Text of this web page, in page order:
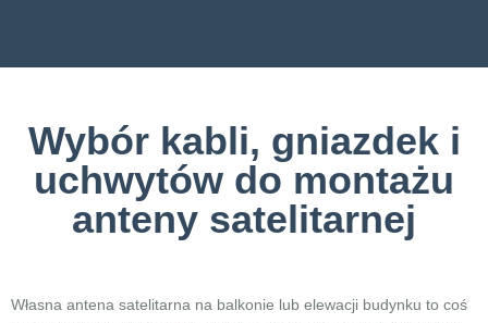
Wybór kabli, gniazdek i
uchwytów do montażu
anteny satelitarnej
Własna antena satelitarna na balkonie lub elewacji budynku to coś